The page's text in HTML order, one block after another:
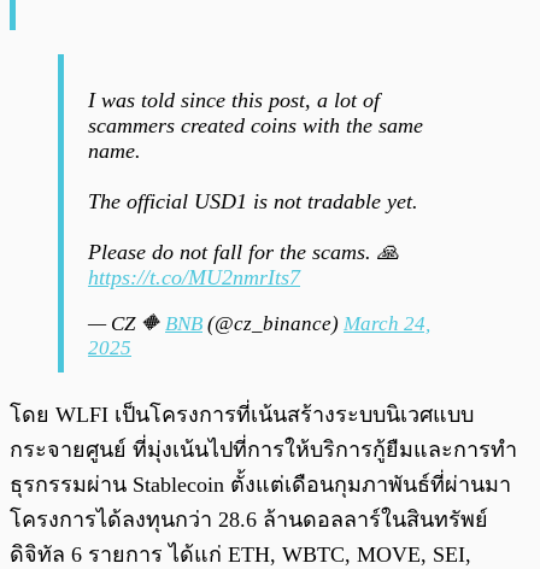
I was told since this post, a lot of
scammers created coins with the same
name.
The official USD1 is not tradable yet.
Please do not fall for the scams. 🙏
https://t.co/MU2nmrIts7
— CZ 🔶 BNB (@cz_binance) March 24,
2025
โดย WLFI เป็นโครงการที่เน้นสร้างระบบนิเวศแบบ
กระจายศูนย์ ที่มุ่งเน้นไปที่การให้บริการกู้ยืมและการทำ
ธุรกรรมผ่าน Stablecoin ตั้งแต่เดือนกุมภาพันธ์ที่ผ่านมา
โครงการได้ลงทุนกว่า 28.6 ล้านดอลลาร์ในสินทรัพย์
ดิจิทัล 6 รายการ ได้แก่ ETH, WBTC, MOVE, SEI,